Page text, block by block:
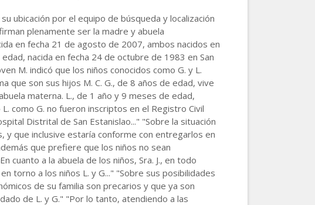
ubicación por el equipo de búsqueda y localización
plenamente ser la madre y abuela
en fecha 21 de agosto de 2007, ambos nacidos en
nacida en fecha 24 de octubre de 1983 en San
M. indicó que los niños conocidos como G. y L.
que son sus hijos M. C. G., de 8 años de edad, vive
materna. L., de 1 año y 9 meses de edad,
como G. no fueron inscriptos en el Registro Civil
Distrital de San Estanislao..." "Sobre la situación
y que inclusive estaría conforme con entregarlos en
que prefiere que los niños no sean
cuanto a la abuela de los niños, Sra. J., en todo
torno a los niños L. y G..." "Sobre sus posibilidades
de su familia son precarios y que ya son
de L. y G." "Por lo tanto, atendiendo a las